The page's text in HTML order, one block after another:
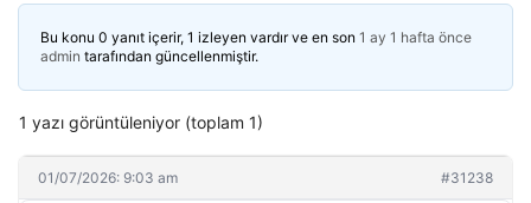
Bu konu 0 yanıt içerir, 1 izleyen vardır ve en son 1 ay 1 hafta önce
admin tarafından güncellenmiştir.
1 yazı görüntüleniyor (toplam 1)
01/07/2026: 9:03 am #31238